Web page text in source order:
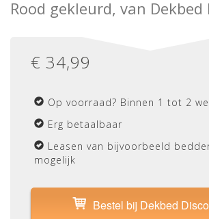
Rood gekleurd, van
€ 34,99
Op voorraad? Binnen 1 tot 2
Erg betaalbaar
Leasen van bijvoorbeeld
mogelijk
Bestel bij Dekbed